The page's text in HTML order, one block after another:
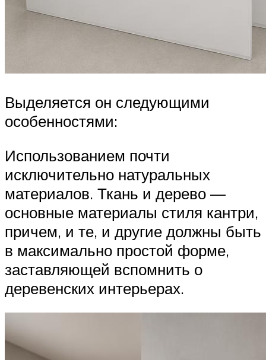
Выделяется он следующими
особенностями:
Использованием почти
исключительно натуральных
материалов. Ткань и дерево —
основные материалы стиля кантри,
причем, и те, и другие должны быть
в максимально простой форме,
заставляющей вспомнить о
деревенских интерьерах.